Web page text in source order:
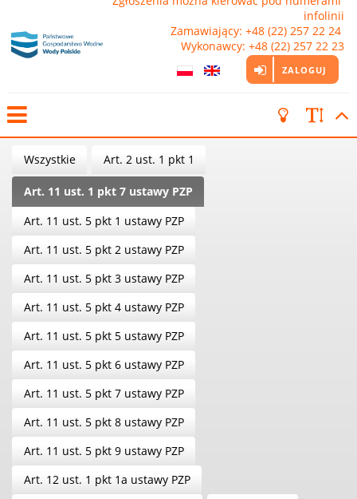
infolinii
Zamawiający: +48 (22) 257 22 24
Wykonawcy: +48 (22) 257 22 23
ZALOGUJ
Wszystkie Art. 2 ust. 1 pkt 1
Art. 11 ust. 1 pkt 7 ustawy PZP
Art. 11 ust. 5 pkt 1 ustawy PZP
Art. 11 ust. 5 pkt 2 ustawy PZP
Art. 11 ust. 5 pkt 3 ustawy PZP
Art. 11 ust. 5 pkt 4 ustawy PZP
Art. 11 ust. 5 pkt 5 ustawy PZP
Art. 11 ust. 5 pkt 6 ustawy PZP
Art. 11 ust. 5 pkt 7 ustawy PZP
Art. 11 ust. 5 pkt 8 ustawy PZP
Art. 11 ust. 5 pkt 9 ustawy PZP
Art. 12 ust. 1 pkt 1a ustawy PZP